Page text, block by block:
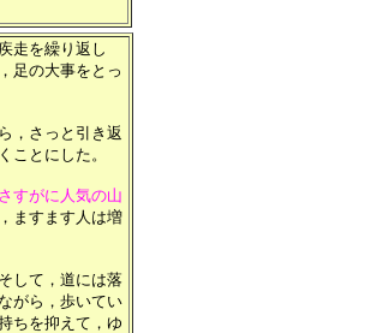
走を繰り返し
足の大事をとっ
，さっと引き返
ことにした。
すがに人気の山
ますます人は増
して，道には落
がら，歩いてい
ちを抑えて，ゆ